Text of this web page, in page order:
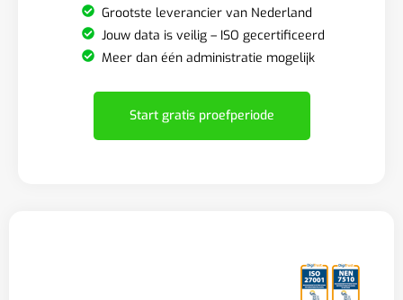
Grootste leverancier van Nederland
Jouw data is veilig – ISO gecertificeerd
Meer dan één administratie mogelijk
Start gratis proefperiode